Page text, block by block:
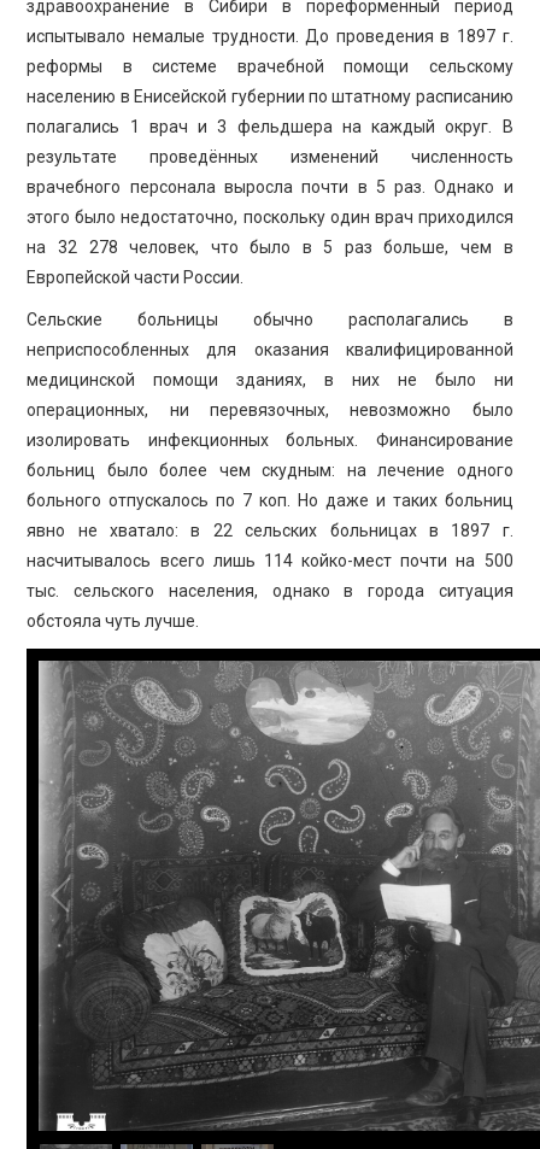
здравоохранение в Сибири в пореформенный период
испытывало немалые трудности. До проведения в 1897 г.
реформы в системе врачебной помощи сельскому
населению в Енисейской губернии по штатному расписанию
полагались 1 врач и 3 фельдшера на каждый округ. В
результате проведённых изменений численность
врачебного персонала выросла почти в 5 раз. Однако и
этого было недостаточно, поскольку один врач приходился
на 32 278 человек, что было в 5 раз больше, чем в
Европейской части России.
Сельские больницы обычно располагались в
неприспособленных для оказания квалифицированной
медицинской помощи зданиях, в них не было ни
операционных, ни перевязочных, невозможно было
изолировать инфекционных больных. Финансирование
больниц было более чем скудным: на лечение одного
больного отпускалось по 7 коп. Но даже и таких больниц
явно не хватало: в 22 сельских больницах в 1897 г.
насчитывалось всего лишь 114 койко-мест почти на 500
тыс. сельского населения, однако в города ситуация
обстояла чуть лучше.